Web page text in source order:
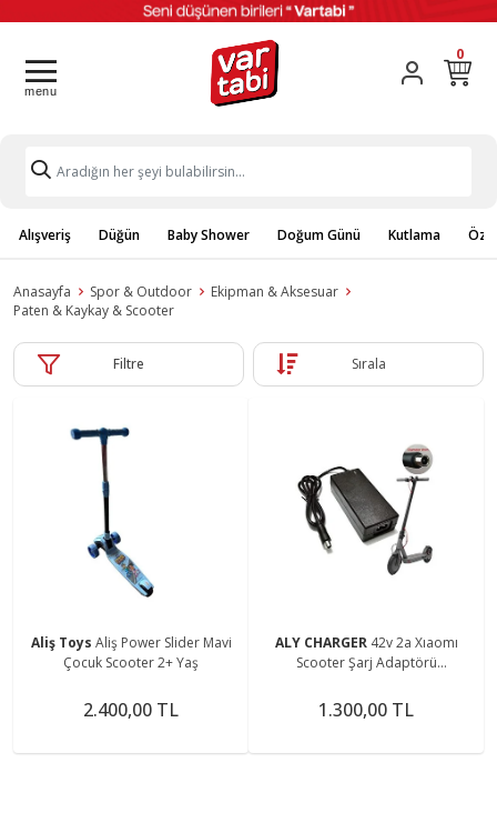
0
Alışveriş Düğün Baby Shower Doğum Günü Kutlama
Anasayfa Spor & Outdoor
Ekipman & Aksesuar
Paten & Kaykay & Scooter
Filtre Sırala
Aliş Toys Aliş Power Slider Mavi
Çocuk Scooter 2+ Yaş
2.400,00 TL
ALY CHARGER 42v 2a Xıaomı
Scooter Şarj Adaptörü
(TÜM MODELLER) Tek Pim Uç-
laptop Tip
1.300,00 TL